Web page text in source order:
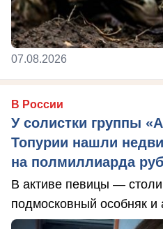
07.08.2026
В России
У солистки группы
Топурии нашли
на полмиллиарда
В активе певицы —
подмосковный особняк